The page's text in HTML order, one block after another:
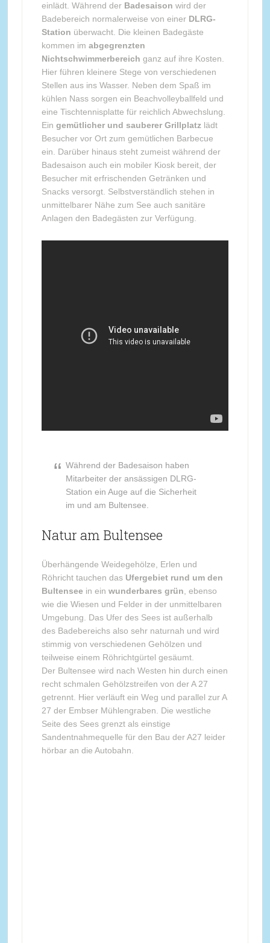
einlädt. Während der Badesaison wird der
Badebereich normalerweise von einer DLRG-
Station überwacht. Die kleinen Badegäste
kommen im abgegrenzten
Nichtschwimmerbereich ganz auf ihre Kosten.
Hier führen kleinere Stege von verschiedenen
Stellen aus ins Wasser. Neben dem Spaß im
kühlen Nass sorgen ein Beachvolleyballfeld und
eine Tischtennisplatte für reichlich Abwechslung.
Ein gemütlicher und sauberer Grillplatz lädt
Besucher vor Ort zum gemütlichen Barbecue
ein. Darüber hinaus steht zumeist während der
Badesaison auch ein mobiler Kiosk bereit, der
Besucher mit erfrischenden Getränken und
Snacks versorgt. Selbstverständlich stehen in
unmittelbarer Nähe zum See auch sanitäre
Anlagen den Badegästen zur Verfügung.
Während der Badesaison haben
Mitarbeiter der ansässigen DLRG-
Station ein Auge auf die Sicherheit
im und am Bultensee.
Natur am Bultensee
Überhängende Weidegehölze, Erlen und
Röhricht tauchen das Ufergebiet rund um den
Bultensee in ein wunderbares grün , ebenso
wie die Wiesen und Felder in der unmittelbaren
Umgebung. Das Ufer des Sees ist außerhalb
des Badebereichs also sehr naturnah und wird
stimmig von verschiedenen Gehölzen und
teilweise einem Röhrichtgürtel gesäumt.
Der Bultensee wird nach Westen hin durch einen
recht schmalen Gehölzstreifen von der A 27
getrennt. Hier verläuft ein Weg und parallel zur A
27 der Embser Mühlengraben. Die westliche
Seite des Sees grenzt als einstige
Sandentnahmequelle für den Bau der A27 leider
hörbar an die Autobahn.